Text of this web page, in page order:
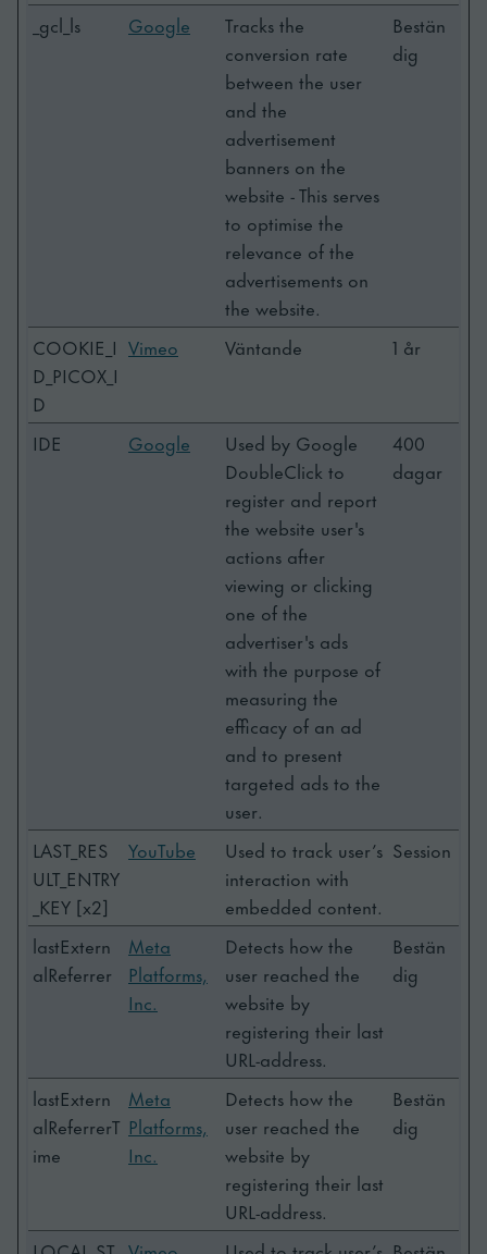
_gcl_ls Google
Tracks the
conversion rate
between the user
and the
advertisement
banners on the
website - This serves
to optimise the
relevance of the
advertisements on
the website.
Bestän
dig
COOKIE_I
D_PICOX_I
D
Vimeo Väntande 1 år
IDE Google
Used by Google
DoubleClick to
register and report
the website user's
actions after
viewing or clicking
one of the
advertiser's ads
with the purpose of
measuring the
efficacy of an ad
and to present
targeted ads to the
user.
400
dagar
LAST_RES
ULT_ENTRY
_KEY [x2]
YouTube
Used to track user’s
interaction with
embedded content.
Session
lastExtern
alReferrer
Meta
Platforms,
Inc.
Detects how the
user reached the
website by
registering their last
URL-address.
Bestän
dig
lastExtern
alReferrerT
ime
Meta
Platforms,
Inc.
Detects how the
user reached the
website by
registering their last
URL-address.
Bestän
dig